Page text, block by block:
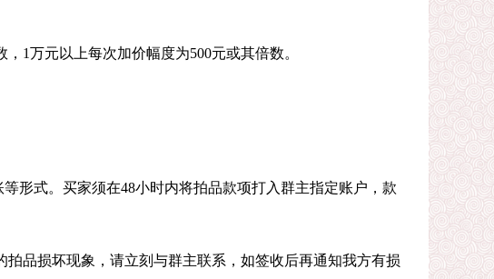
1万元以上每次加价幅度为500元或其倍数。
形式。买家须在48小时内将拍品款项打入群主指定账户，款
品损坏现象，请立刻与群主联系，如签收后再通知我方有损